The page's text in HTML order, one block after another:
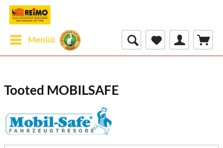
Menüü
Tooted MOBILSAFE